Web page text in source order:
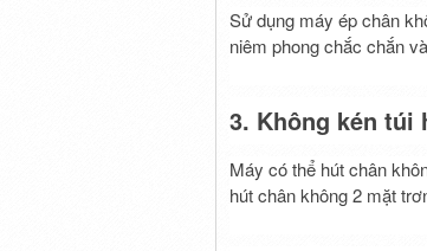
Sử dụng máy ép chân
niêm phong chắc chắn
3. Không kén túi
Máy có thể hút chân
hút chân không 2 mặt